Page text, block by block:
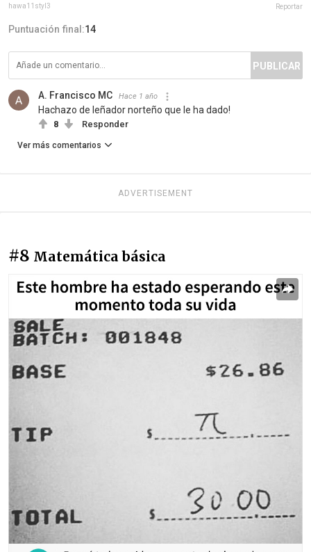
hawa11styl3 Reportar
Puntuación final:14
PUBLICAR
A. Francisco MC Hace 1 año
Hachazo de leñador norteño que le ha dado!
8 Responder
Ver más comentarios
ADVERTISEMENT
#8 Matemática básica